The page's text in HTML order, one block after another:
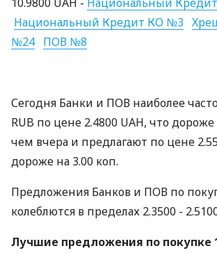
Национальный Кредит КО №3
№24 ПОВ №8
Сегодня Банки и ПОВ наиболее
RUB по цене 2.4800 UAH, что дороже
чем вчера и предлагают по цене
дороже на 3.00 коп.
Предложения Банков и ПОВ по
колеблются в пределах 2.3500 -
Лучшие предложения по покупке